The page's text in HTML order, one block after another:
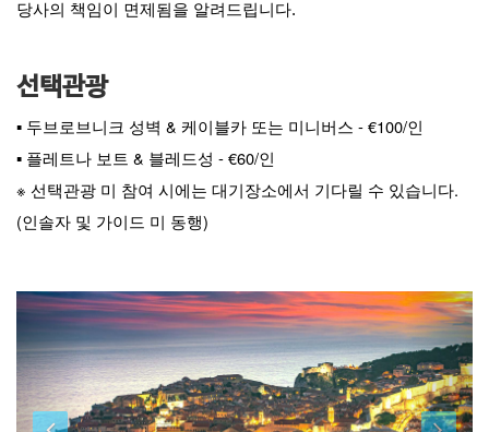
당사의 책임이 면제됨을 알려드립니다.
선택관광
▪ 두브로브니크 성벽 & 케이블카 또는 미니버스 - €100/인
▪ 플레트나 보트 & 블레드성 - €60/인
※ 선택관광 미 참여 시에는 대기장소에서 기다릴 수 있습니다.
(인솔자 및 가이드 미 동행)